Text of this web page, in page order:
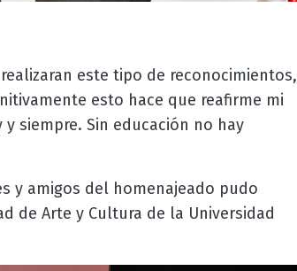
este tipo de reconocimientos,
esto hace que reafirme mi
siempre. Sin educación no hay
y amigos del homenajeado pudo
de Arte y Cultura de la Universidad